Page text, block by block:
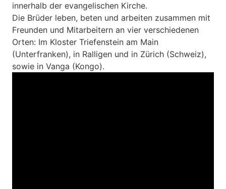
innerhalb der evangelischen Kirche.
Die Brüder leben, beten und arbeiten zusammen mit
Freunden und Mitarbeitern an vier verschiedenen
Orten: Im Kloster Triefenstein am Main
(Unterfranken), in Ralligen und in Zürich (Schweiz),
sowie in Vanga (Kongo).